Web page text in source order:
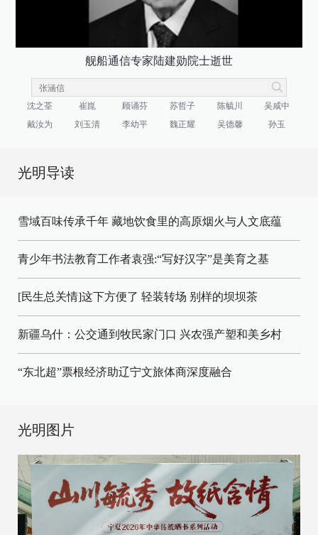
舰船通信专家陆建勋院士逝世
沈之荃 崔崑 顾诵芬 苏哲子 陈毓川
吴咸中
戴汝为
刘玉清 李幼平 魏正耀 吴德馨 孙玉
光明导读
雪域百味传承千年 藏地饮食里的高原烟火与人文底蕴
青少年书法教育工作者袁强:“写好汉字”是美育之基
[民生总关情]这下方便了 轻装转场 别样的坝坝茶
新疆乌什：公交通到牧民家门口 兴农强产塑和美乡村
“东北超”票根经济助辽宁文旅体商深度融合
光明图片